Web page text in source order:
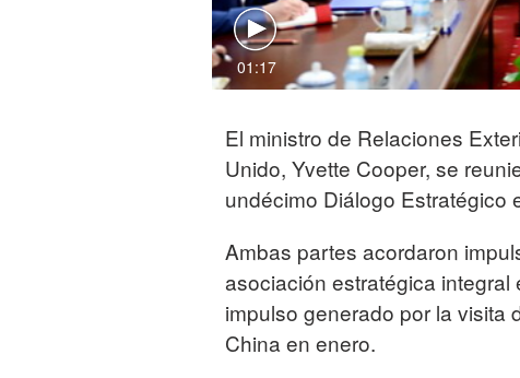
01:17
El ministro de Relaciones
Unido, Yvette Cooper, se
undécimo Diálogo Estratégico
Ambas partes acordaron
asociación estratégica
impulso generado por la visita
China en enero.